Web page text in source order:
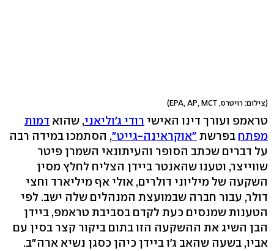
(צילום: רויטרס, EPA, AP, MCT)
טראמפ ועורך דינו האישי רודי ג'וליאני, שהוא דמות
מפתח בפרשת "אוקראינה-גייט", הסתמכו במידה רבה
על דברים שכתב הסופר והעיתונאי השמרן פיטר
שווייצר, וטענו שהאנטר ביידן הצליח לחלץ מסין
השקעה של מיליוני דולרים, אולי אף מיליארד וחצי
דולר, עבור חברה שבמועצת המנהלים שלה ישב. לפי
הטענות שמנסים כעת לקדם בסביבת טראמפ, ביידן
הבן השיג את ההשקעה הזו בתום ביקור קצר בסין עם
אביו, בשעה שהאב ג'ו ביידן כיהן כסגן נשיא ארה"ב.